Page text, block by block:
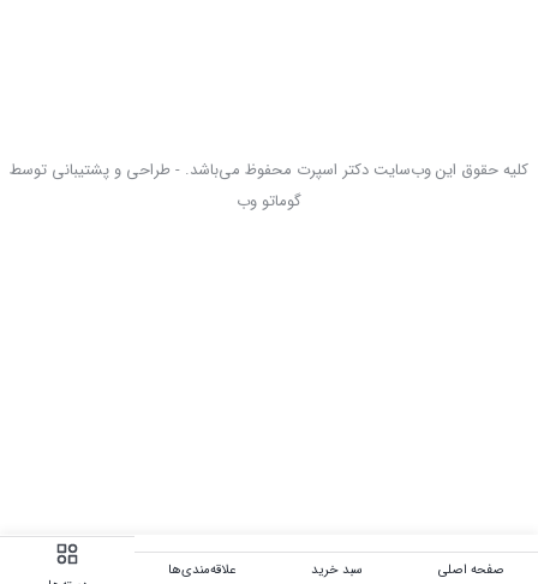
کلیه حقوق این وب‌سایت دکتر اسپرت محفوظ می‌باشد. - طراحی و پشتیبانی توسط
گوماتو وب
صفحه اصلی سبد خرید علاقه‌مندی‌ها